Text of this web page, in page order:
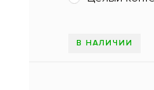
В НАЛИЧИИ